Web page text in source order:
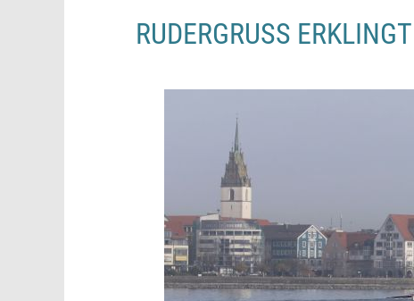
RUDERGRUSS